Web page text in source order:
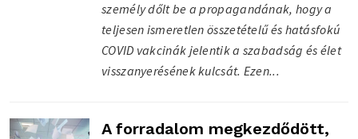
személy dőlt be a propagandának, hogy a
teljesen ismeretlen összetételű és hatásfokú
COVID vakcinák jelentik a szabadság és élet
visszanyerésének kulcsát. Ezen...
A forradalom megkezdődött,